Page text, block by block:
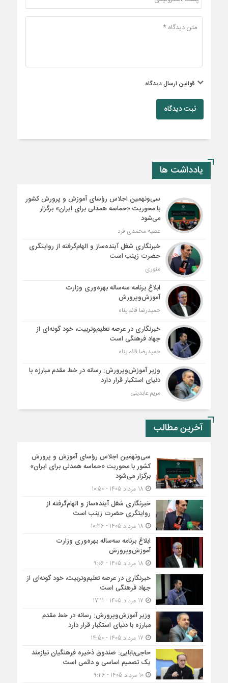
قوانین ارسال دیدگاه
ثبت دیدگاه
یادداشت ها
سی‌ونهمین اجلاس رؤسای آموزش و پرورش کشور
با محوریت «حماسه همدلی برای ایران» برگزار
می‌شود
عطیه محمدی فرد
خبرنگاری شغل آینده‌ساز و الهام‌گرفته از روایتگری
حضرت زینب است
منوری
ابلاغ برنامه سه‌ساله بهره‌وری وزارت
آموزش‌وپرورش
حمیدرضا قائم پناه
خبرنگاری در عرصه تعلیم‌وتربیت، خود گونه‌ای از
جهاد فرهنگی است
حمیدرضا قائم پناه
وزیر آموزش‌وپرورش: رسانه در خط مقدم مبارزه با
دنیای استکبار قرار دارد
مریم عابدینی
آخرین مطالب
سی‌ونهمین اجلاس رؤسای آموزش و پرورش
کشور با محوریت «حماسه همدلی برای ایران»
برگزار می‌شود
خبرنگاری شغل آینده‌ساز و الهام‌گرفته از
روایتگری حضرت زینب است
ابلاغ برنامه سه‌ساله بهره‌وری وزارت
آموزش‌وپرورش
خبرنگاری در عرصه تعلیم‌وتربیت، خود گونه‌ای از
جهاد فرهنگی است
وزیر آموزش‌وپرورش: رسانه در خط مقدم
مبارزه با دنیای استکبار قرار دارد
حاجی‌بابایی: صندوق ذخیره فرهنگیان نیازمند
یک تصمیم اساسی و دائمی است
10 مرداد 1405 - 9:26